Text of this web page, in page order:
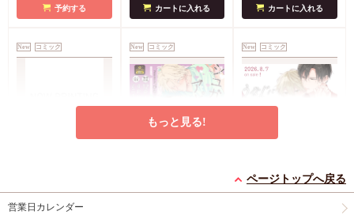
となの公式同人誌
償特典・『柴崎さんの
アクリルカードキーホ
店舗共通特典ペ
予約する カートに入れる カートに入れる
New コミック
小冊子＋箔押しA5ア
クリルボード】
有償特典・『エンドロ
ールは地獄まで
New コミック
有償特典・『シュガー
New コミック
特典・小冊子】
有償特典・『うなじに
もっと見る!
ページトップへ戻る
営業日カレンダー